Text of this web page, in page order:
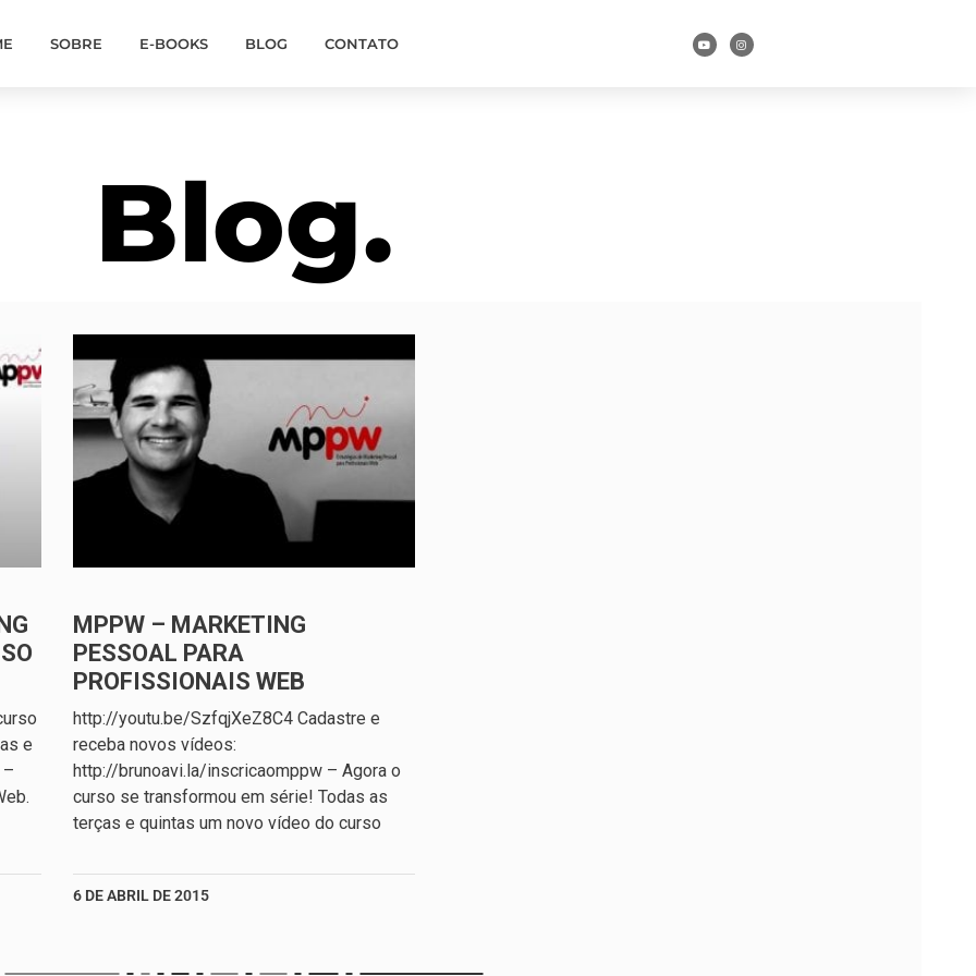
SOBRE E-BOOKS BLOG CONTATO
Blog.
e
–
MPPW – MARKETING
PESSOAL PARA
PROFISSIONAIS WEB
http://youtu.be/SzfqjXeZ8C4 Cadastre e
receba novos vídeos:
http://brunoavi.la/inscricaomppw – Agora o
curso se transformou em série! Todas as
terças e quintas um novo vídeo do curso
6 DE ABRIL DE 2015